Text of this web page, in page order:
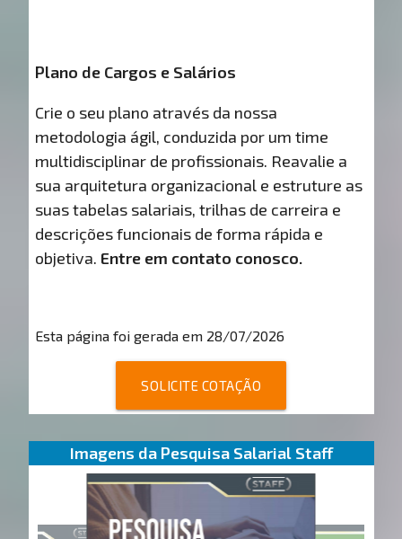
Plano de Cargos e Salários
Crie o seu plano através da nossa
metodologia ágil, conduzida por um time
multidisciplinar de profissionais. Reavalie a
sua arquitetura organizacional e estruture as
suas tabelas salariais, trilhas de carreira e
descrições funcionais de forma rápida e
objetiva. Entre em contato conosco.
Esta página foi gerada em 28/07/2026
SOLICITE COTAÇÃO
Imagens da Pesquisa Salarial Staff